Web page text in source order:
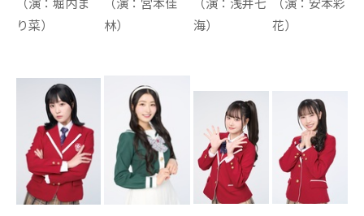
り菜）
林）
海）
花）